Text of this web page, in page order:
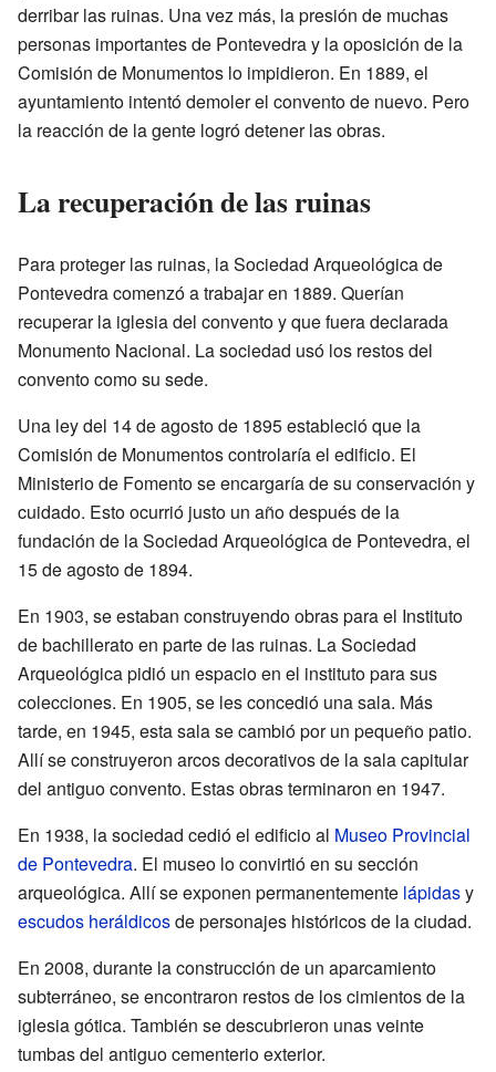
derribar las ruinas. Una vez más, la presión de muchas
personas importantes de Pontevedra y la oposición de la
Comisión de Monumentos lo impidieron. En 1889, el
ayuntamiento intentó demoler el convento de nuevo. Pero
la reacción de la gente logró detener las obras.
La recuperación de las ruinas
Para proteger las ruinas, la Sociedad Arqueológica de
Pontevedra comenzó a trabajar en 1889. Querían
recuperar la iglesia del convento y que fuera declarada
Monumento Nacional. La sociedad usó los restos del
convento como su sede.
Una ley del 14 de agosto de 1895 estableció que la
Comisión de Monumentos controlaría el edificio. El
Ministerio de Fomento se encargaría de su conservación y
cuidado. Esto ocurrió justo un año después de la
fundación de la Sociedad Arqueológica de Pontevedra, el
15 de agosto de 1894.
En 1903, se estaban construyendo obras para el Instituto
de bachillerato en parte de las ruinas. La Sociedad
Arqueológica pidió un espacio en el instituto para sus
colecciones. En 1905, se les concedió una sala. Más
tarde, en 1945, esta sala se cambió por un pequeño patio.
Allí se construyeron arcos decorativos de la sala capitular
del antiguo convento. Estas obras terminaron en 1947.
En 1938, la sociedad cedió el edificio al Museo Provincial
de Pontevedra. El museo lo convirtió en su sección
arqueológica. Allí se exponen permanentemente lápidasy
escudos heráldicosde personajes históricos de la ciudad.
En 2008, durante la construcción de un aparcamiento
subterráneo, se encontraron restos de los cimientos de la
iglesia gótica. También se descubrieron unas veinte
tumbas del antiguo cementerio exterior.